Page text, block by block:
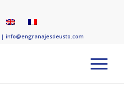
|info@engranajesdeusto.com